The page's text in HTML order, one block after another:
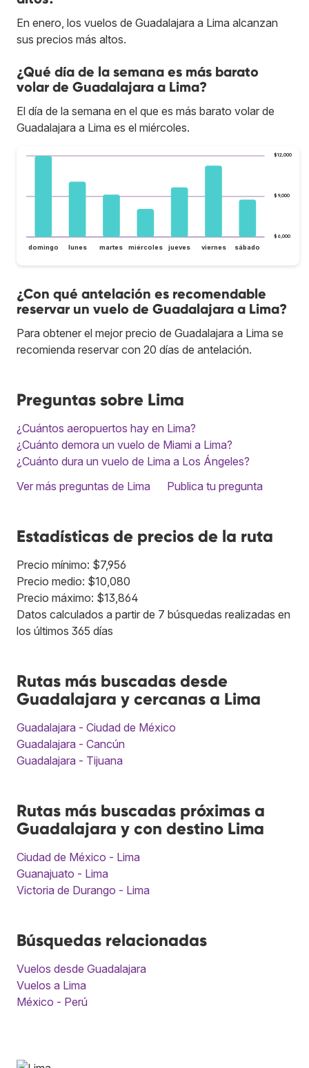
En enero, los vuelos de Guadalajara a Lima alcanzan
sus precios más altos.
¿Qué día de la semana es más barato
volar de Guadalajara a Lima?
El día de la semana en el que es más barato volar de
Guadalajara a Lima es el miércoles.
$6,000
$9,000
$12,000
domingo lunes martes miércoles jueves viernes sábado
¿Con qué antelación es recomendable
reservar un vuelo de Guadalajara a Lima?
Para obtener el mejor precio de Guadalajara a Lima se
recomienda reservar con 20 días de antelación.
Preguntas sobre Lima
¿Cuántos aeropuertos hay en Lima?
¿Cuánto demora un vuelo de Miami a Lima?
¿Cuánto dura un vuelo de Lima a Los Ángeles?
Ver más preguntas de Lima
Publica tu pregunta
Estadísticas de precios de la ruta
Precio mínimo: $7,956
Precio medio: $10,080
Precio máximo: $13,864
Datos calculados a partir de 7 búsquedas realizadas en
los últimos 365 días
Rutas más buscadas desde
Guadalajara y cercanas a Lima
Guadalajara - Ciudad de México
Guadalajara - Cancún
Guadalajara - Tijuana
Rutas más buscadas próximas a
Guadalajara y con destino Lima
Ciudad de México - Lima
Guanajuato - Lima
Victoria de Durango - Lima
Búsquedas relacionadas
Vuelos desde Guadalajara
Vuelos a Lima
México - Perú